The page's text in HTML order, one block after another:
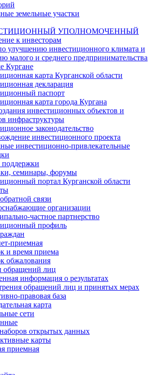
земельные участки
УПОЛНОМОЧЕННЫЙ
к инвесторам
улучшению инвестиционного климата и
малого и среднего предпринимательства
Кургане
карта Курганской области
декларация
паспорт
карта города Кургана
инвестиционных объектов и
инфраструктуры
законодательство
инвестиционного проекта
инвестиционно-привлекательные
семинары, форумы
портал Курганской области
связи
организации
частное партнерство
профиль
приемная
и время приема
обжалования
обращений лиц
информация о результатах
обращений лиц и принятых мерах
правовая база
карта
сети
открытых данных
карты
приемная